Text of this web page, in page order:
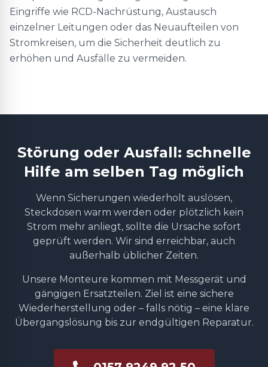
Eingriffe wie RCD-Nachrüstung, Austausch
einzelner Leitungen oder das Neuaufteilen von
Stromkreisen, um die Sicherheit deutlich zu
erhöhen und Ausfälle zu vermeiden.
Störung oder Ausfall: schnelle
Hilfe am selben Tag möglich
Wenn Sicherungen wiederholt auslösen,
Steckdosen warm werden oder plötzlich kein
Strom mehr anliegt, sollte die Ursache sofort
geprüft werden. Wir sind erreichbar, auch
außerhalb üblicher Zeiten.
Unsere Monteure kommen mit Messgerät und
gängigen Ersatzteilen. Ziel ist eine sichere
Wiederherstellung oder – falls nötig – eine klare
Übergangslösung bis zur endgültigen Reparatur.